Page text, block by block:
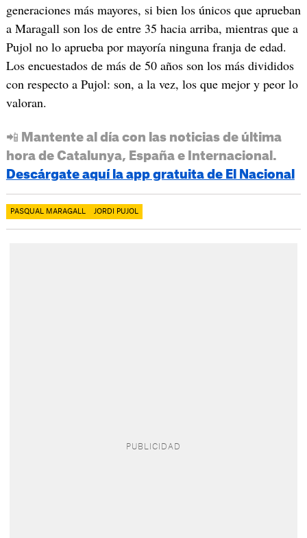
generaciones más mayores, si bien los únicos que aprueban
a Maragall son los de entre 35 hacia arriba, mientras que a
Pujol no lo aprueba por mayoría ninguna franja de edad.
Los encuestados de más de 50 años son los más divididos
con respecto a Pujol: son, a la vez, los que mejor y peor lo
valoran.
📲 Mantente al día con las noticias de última
hora de Catalunya, España e Internacional.
Descárgate aquí la app gratuita de El Nacional
PASQUAL MARAGALL JORDI PUJOL